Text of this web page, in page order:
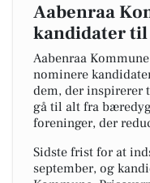
Aabenraa
kandidater
Aabenraa
nominere
dem, der inspirerer
gå til alt fra
foreninger, der
Sidste frist for at
september, og